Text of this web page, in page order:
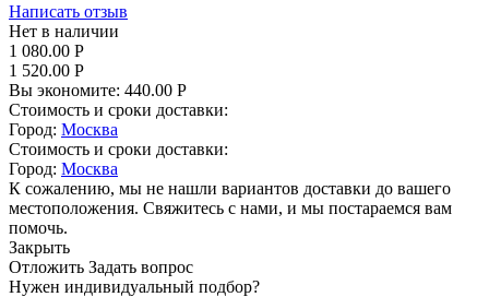
Написать отзыв
Нет в наличии
1 080.00 Р
1 520.00 Р
Вы экономите: 440.00 Р
Стоимость и сроки доставки:
Город: Москва
Стоимость и сроки доставки:
Город: Москва
К сожалению, мы не нашли вариантов доставки до вашего
местоположения. Свяжитесь с нами, и мы постараемся вам
помочь.
Закрыть
Отложить Задать вопрос
Нужен индивидуальный подбор?